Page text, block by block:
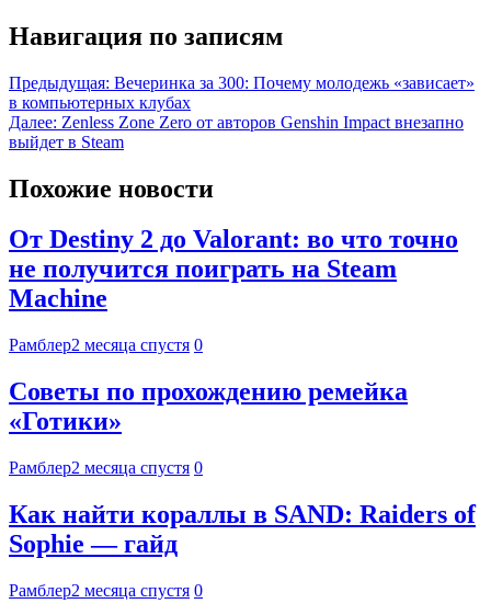
Навигация по записям
Предыдущая: Вечеринка за 300: Почему молодежь «зависает»
в компьютерных клубах
Далее: Zenless Zone Zero от авторов Genshin Impact внезапно
выйдет в Steam
Похожие новости
От Destiny 2 до Valorant: во что точно
не получится поиграть на Steam
Machine
Рамблер2 месяца спустя 0
Советы по прохождению ремейка
«Готики»
Рамблер2 месяца спустя 0
Как найти кораллы в SAND: Raiders of
Sophie — гайд
Рамблер2 месяца спустя 0